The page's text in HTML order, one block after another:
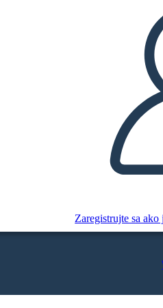
Zaregistrujte sa